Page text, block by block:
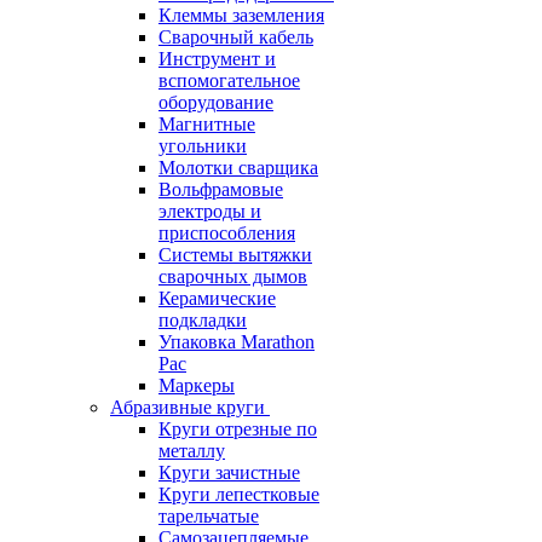
Клеммы заземления
Сварочный кабель
Инструмент и
вспомогательное
оборудование
Магнитные
угольники
Молотки сварщика
Вольфрамовые
электроды и
приспособления
Системы вытяжки
сварочных дымов
Керамические
подкладки
Упаковка Marathon
Pac
Маркеры
Абразивные круги
Круги отрезные по
металлу
Круги зачистные
Круги лепестковые
тарельчатые
Самозацепляемые